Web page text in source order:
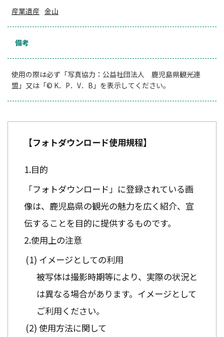
産業遺産 金山
備考
使用の際は必ず「写真協力：公益社団法人 鹿児島県観光連
盟」又は「© K．P．V．B」を表示してください。
【フォトダウンロード使用規程】
目的
「フォトダウンロード」に登録されている画
像は、鹿児島県の観光の魅力を広く紹介、宣
伝することを目的に提供するものです。
使用上の注意
イメージとしての利用
被写体は撮影時期等により、実際の状況と
は異なる場合があります。イメージとして
ご利用ください。
使用方法に関して